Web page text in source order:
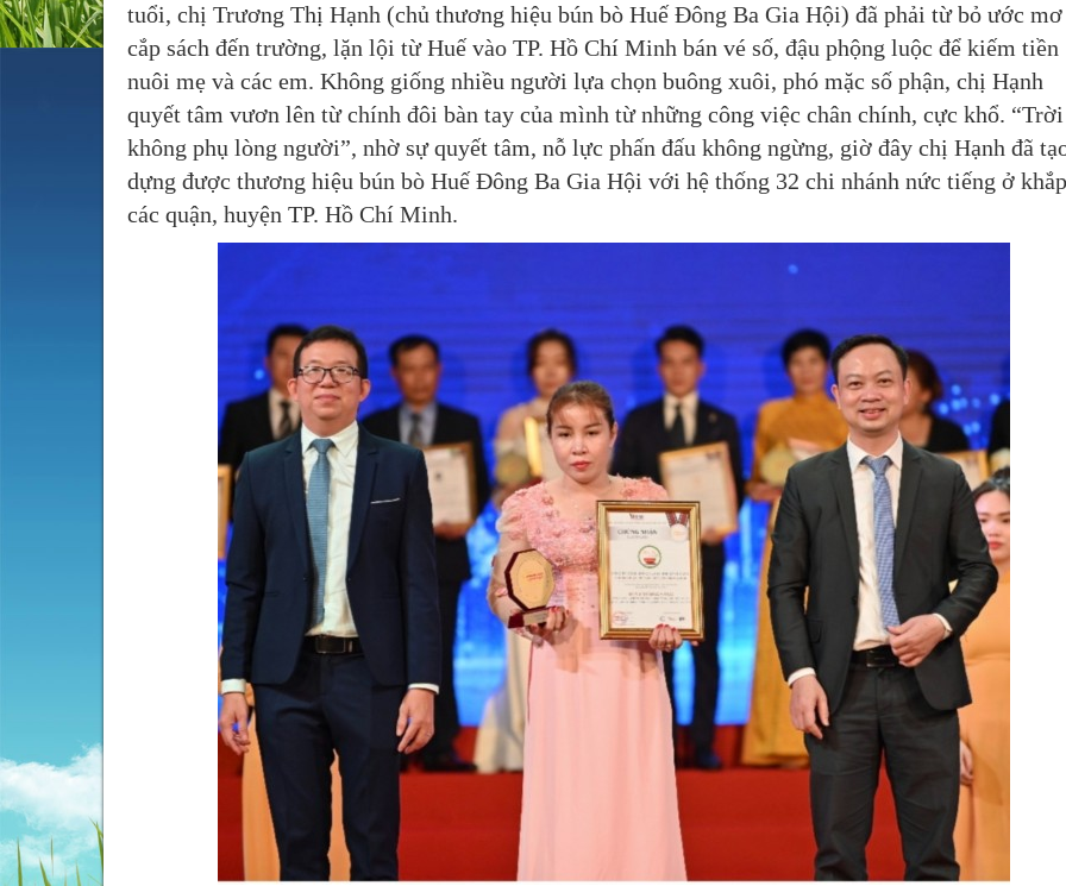
tuổi, chị Trương Thị Hạnh (chủ thương hiệu bún bò Huế Đông Ba Gia Hội) đã phải từ bỏ ước mơ
cắp sách đến trường, lặn lội từ Huế vào TP. Hồ Chí Minh bán vé số, đậu phộng luộc để kiếm tiền
nuôi mẹ và các em. Không giống nhiều người lựa chọn buông xuôi, phó mặc số phận, chị Hạnh
quyết tâm vươn lên từ chính đôi bàn tay của mình từ những công việc chân chính, cực khổ. “Trời
không phụ lòng người”, nhờ sự quyết tâm, nỗ lực phấn đấu không ngừng, giờ đây chị Hạnh đã
dựng được thương hiệu bún bò Huế Đông Ba Gia Hội với hệ thống 32 chi nhánh nức tiếng ở khắp
các quận, huyện TP. Hồ Chí Minh.